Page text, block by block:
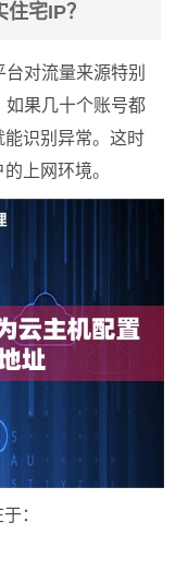
宅IP？
对流量来源特别
如果几十个账号都
识别异常。这时
上网环境。
：